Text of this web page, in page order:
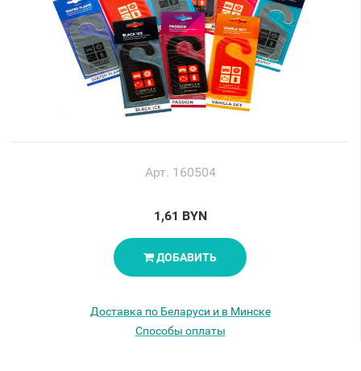
Арт. 160504
1,61 BYN
ДОБАВИТЬ
Доставка по Беларуси и в Минске
Способы оплаты